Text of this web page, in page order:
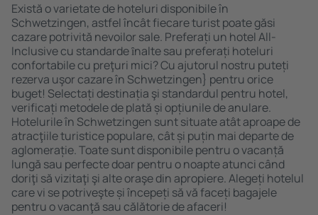
Există o varietate de hoteluri disponibile în
Schwetzingen, astfel încât fiecare turist poate găsi
cazare potrivită nevoilor sale. Preferați un hotel All-
Inclusive cu standarde ȋnalte sau preferați hoteluri
confortabile cu preţuri mici? Cu ajutorul nostru puteți
rezerva uşor cazare în Schwetzingen} pentru orice
buget! Selectați destinația şi standardul pentru hotel,
verificați metodele de plată și opțiunile de anulare.
Hotelurile în Schwetzingen sunt situate atât aproape de
atracţiile turistice populare, cât și puțin mai departe de
aglomerație. Toate sunt disponibile pentru o vacanță
lungă sau perfecte doar pentru o noapte atunci când
doriţi să vizitaţi şi alte oraşe din apropiere. Alegeți hotelul
care vi se potriveşte și începeți să vă faceți bagajele
pentru o vacanţă sau călătorie de afaceri!